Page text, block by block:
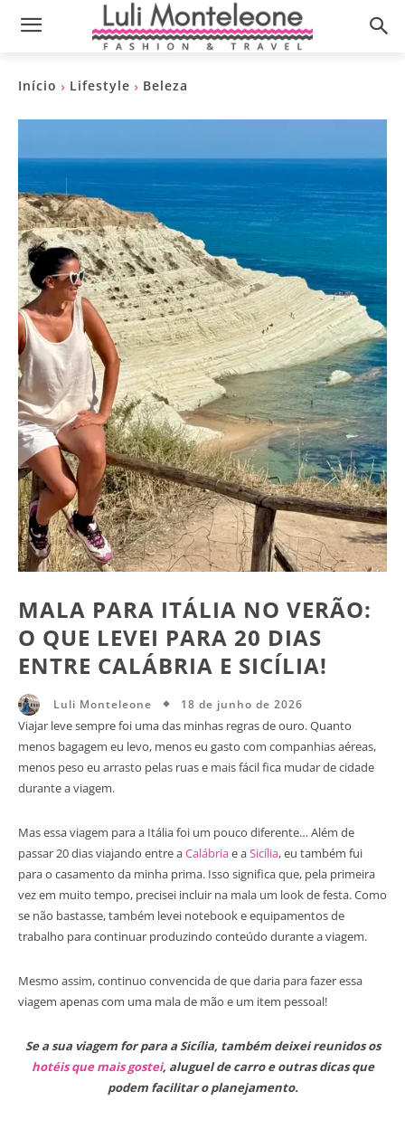
Início Lifestyle Beleza
MALA PARA ITÁLIA NO VERÃO:
O QUE LEVEI PARA 20 DIAS
ENTRE CALÁBRIA E SICÍLIA!
Luli Monteleone 18 de junho de 2026
Viajar leve sempre foi uma das minhas regras de ouro. Quanto
menos bagagem eu levo, menos eu gasto com companhias aéreas,
menos peso eu arrasto pelas ruas e mais fácil fica mudar de cidade
durante a viagem.
Mas essa viagem para a Itália foi um pouco diferente… Além de
passar 20 dias viajando entre aCalábriae aSicília, eu também fui
para o casamento da minha prima. Isso significa que, pela primeira
vez em muito tempo, precisei incluir na mala um look de festa. Como
se não bastasse, também levei notebook e equipamentos de
trabalho para continuar produzindo conteúdo durante a viagem.
Mesmo assim, continuo convencida de que daria para fazer essa
viagem apenas com uma mala de mão e um item pessoal!
Se a sua viagem for para a Sicília, também deixei reunidos os
hotéis que mais gostei, aluguel de carro e outras dicas que
podem facilitar o planejamento.